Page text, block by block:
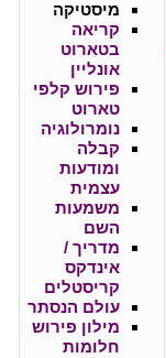
מיסטיקה
קריאה
בטארוט
אונליין
פירוש קלפי
טארוט
נומרולוגיה
קבלה
ומודעות
עצמית
משמעות
השם
מדריך /
אינדקס
קריסטלים
עולם הנסתר
מילון פירוש
חלומות